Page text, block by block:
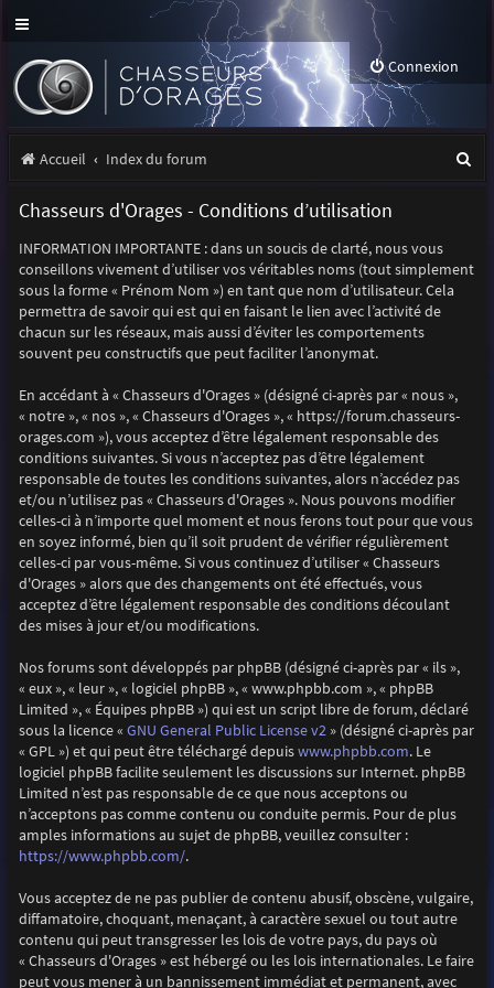
Connexion
Accueil Index du forum
Chasseurs d'Orages - Conditions d’utilisation
INFORMATION IMPORTANTE : dans un soucis de clarté, nous vous
conseillons vivement d’utiliser vos véritables noms (tout simplement
sous la forme « Prénom Nom ») en tant que nom d’utilisateur. Cela
permettra de savoir qui est qui en faisant le lien avec l’activité de
chacun sur les réseaux, mais aussi d’éviter les comportements
souvent peu constructifs que peut faciliter l’anonymat.
En accédant à « Chasseurs d'Orages » (désigné ci-après par « nous »,
« notre », « nos », « Chasseurs d'Orages », « https://forum.chasseurs-
orages.com »), vous acceptez d’être légalement responsable des
conditions suivantes. Si vous n’acceptez pas d’être légalement
responsable de toutes les conditions suivantes, alors n’accédez pas
et/ou n’utilisez pas « Chasseurs d'Orages ». Nous pouvons modifier
celles-ci à n’importe quel moment et nous ferons tout pour que vous
en soyez informé, bien qu’il soit prudent de vérifier régulièrement
celles-ci par vous-même. Si vous continuez d’utiliser « Chasseurs
d'Orages » alors que des changements ont été effectués, vous
acceptez d’être légalement responsable des conditions découlant
des mises à jour et/ou modifications.
Nos forums sont développés par phpBB (désigné ci-après par « ils »,
« eux », « leur », « logiciel phpBB », « www.phpbb.com », « phpBB
Limited », « Équipes phpBB ») qui est un script libre de forum, déclaré
sous la licence « GNU General Public License v2» (désigné ci-après par
« GPL ») et qui peut être téléchargé depuiswww.phpbb.com. Le
logiciel phpBB facilite seulement les discussions sur Internet. phpBB
Limited n’est pas responsable de ce que nous acceptons ou
n’acceptons pas comme contenu ou conduite permis. Pour de plus
amples informations au sujet de phpBB, veuillez consulter :
https://www.phpbb.com/.
Vous acceptez de ne pas publier de contenu abusif, obscène, vulgaire,
diffamatoire, choquant, menaçant, à caractère sexuel ou tout autre
contenu qui peut transgresser les lois de votre pays, du pays où
« Chasseurs d'Orages » est hébergé ou les lois internationales. Le faire
peut vous mener à un bannissement immédiat et permanent, avec